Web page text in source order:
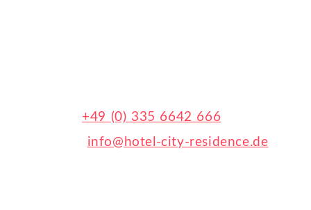
+49 (0) 335 6642 666
info@hotel-city-residence.de